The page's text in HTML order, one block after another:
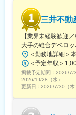
入社後はOJTで
も安心して成長
■就業環境
年間休日120日
福利厚生も充実
■想定されるキ
現場主任技術者
理や新技術導
地域に根差しつ
三井不動
【業界未経験歓迎
大手の総合デベロッ
掲載予定期間： 2026/7/
2026/10/28（水）
更新日： 2026/7/30（木